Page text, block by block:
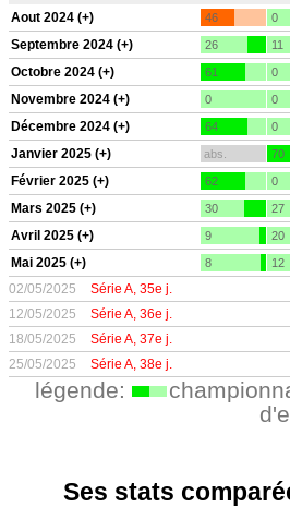
Aout 2024 (+) 46 0
Septembre 2024 (+) 26 11
Octobre 2024 (+) 61 0
Novembre 2024 (+) 0 0
Décembre 2024 (+) 64 0
Janvier 2025 (+) abs. 70
Février 2025 (+) 62 0
Mars 2025 (+) 30 27
Avril 2025 (+) 9 20
Mai 2025 (+) 8 12
02/05/2025 Série A, 35e j.
12/05/2025
Série A, 36e j.
18/05/2025
Série A, 37e j.
25/05/2025
Série A, 38e j.
légende:
Ses stats